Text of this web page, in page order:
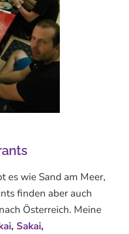
es wie Sand am Meer,
finden aber auch
Österreich. Meine
, Sakai,